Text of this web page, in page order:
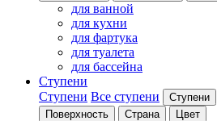
для ванной
для кухни
для фартука
для туалета
для бассейна
Ступени
Ступени Все ступени Ступени
Поверхность Страна Цвет